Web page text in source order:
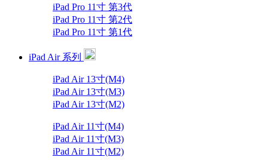
iPad Pro 11寸 第3代
iPad Pro 11寸 第2代
iPad Pro 11寸 第1代
iPad Air 系列
iPad Air 13寸(M4)
iPad Air 13寸(M3)
iPad Air 13寸(M2)
iPad Air 11寸(M4)
iPad Air 11寸(M3)
iPad Air 11寸(M2)